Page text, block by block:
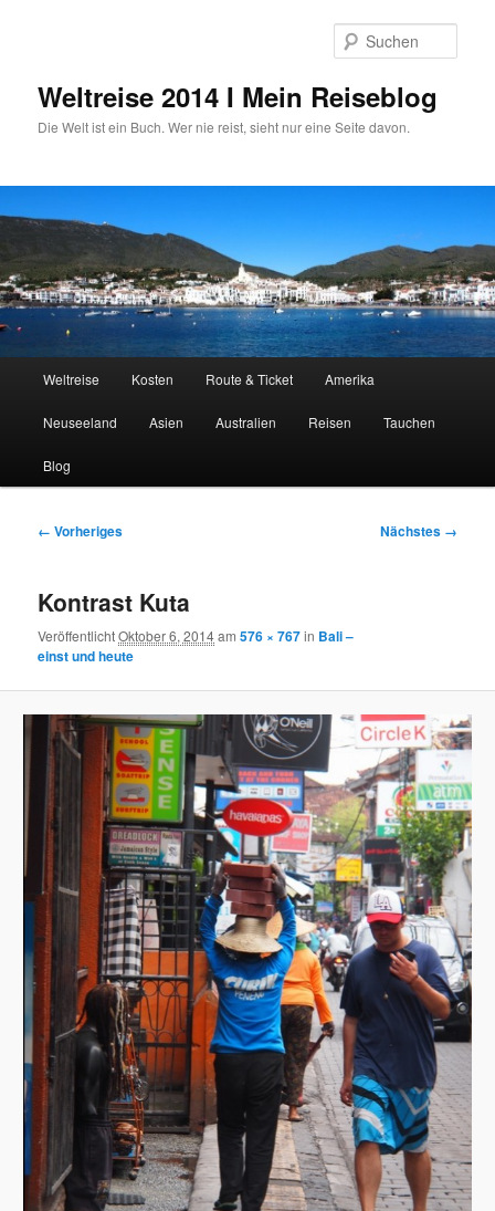
Weltreise 2014 I Mein Reiseblog
Die Welt ist ein Buch. Wer nie reist, sieht nur eine Seite davon.
Weltreise Kosten Route & Ticket Amerika
Neuseeland Asien Australien Reisen Tauchen
Blog
Bilder-
← Vorheriges Nächstes →
Kontrast Kuta
VeröffentlichtOktober 6, 2014am576 × 767in Bali –
einst und heute